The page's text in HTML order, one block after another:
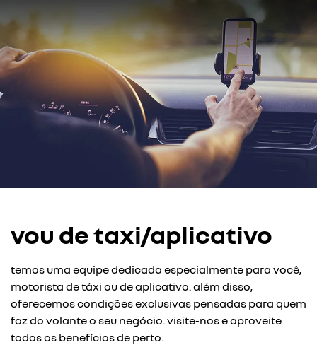
vou de taxi/aplicativo
temos uma equipe dedicada especialmente para você,
motorista de táxi ou de aplicativo. além disso,
oferecemos condições exclusivas pensadas para quem
faz do volante o seu negócio. visite-nos e aproveite
todos os benefícios de perto.